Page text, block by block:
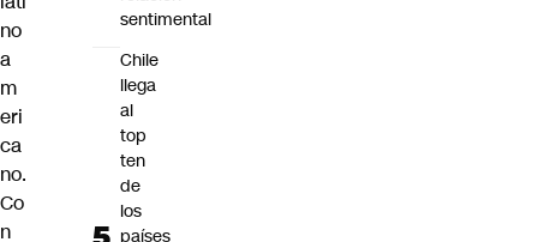
no
a
m
eri
ca
no.
Co
n
sentimental
Chile
llega
al
top
ten
de
los
países